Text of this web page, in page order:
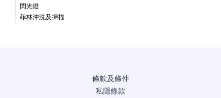
閃光燈
菲林沖洗及掃描
條款及條件
私隱條款